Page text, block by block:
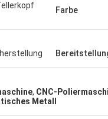
Farbe
, CNC-
Metall